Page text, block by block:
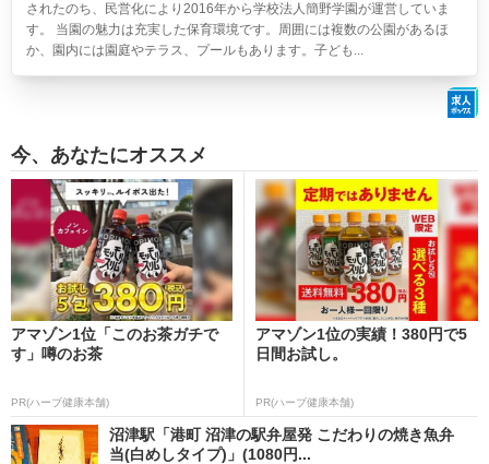
されたのち、民営化により2016年から学校法人簡野学園が運営していま
す。 当園の魅力は充実した保育環境です。周囲には複数の公園があるほ
か、園内には園庭やテラス、プールもあります。子ども...
今、あなたにオススメ
アマゾン1位「このお茶ガチで
す」噂のお茶
PR(ハーブ健康本舗)
アマゾン1位の実績！380円で5
日間お試し。
PR(ハーブ健康本舗)
沼津駅「港町 沼津の駅弁屋発 こだわりの焼き魚弁
当(白めしタイプ)」(1080円...